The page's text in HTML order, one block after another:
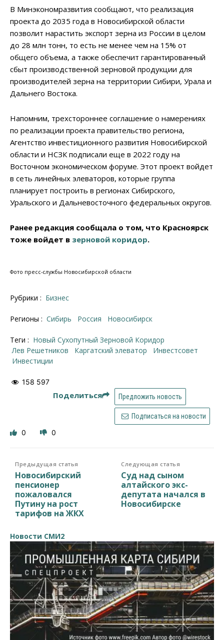
В Минэкономразвития сообщают, что реализация
проекта до 2035 года в Новосибирской области
позволит нарастить экспорт зерна из России в целом
до 28 млн тонн, то есть не менее чем на 15% от
общего объема, а также обеспечит гарантированный
сбыт производственной зерновой продукции для
производителей зерна на территории Сибири, Урала и
Дальнего Востока.
Напомним, трехстороннее соглашение о намерениях
по реализации проекта правительство региона,
Агентство инвестиционного развития Новосибирской
области и НСЗК подписали еще в 2022 году на
Восточном экономическом форуме. Этот проект войдет
в сеть линейных элеваторов, которые группа
планирует построить в регионах Сибирского,
Уральского и Дальневосточного федеральных округов.
Ранее редакция сообщала о том, что Красноярск
тоже войдет в зерновой коридор.
Фото пресс-службы Новосибирской области
Рубрики : Бизнес
Регионы : Сибирь Россия Новосибирск
Теги :
Новый Сухопутный Зерновой Коридор
Лев Решетников
Каргатский элеватор
инвестсовет
инвестиции
158 597
Поделиться Предложить новость
Подписаться на новости
0 0
Предыдущая статья
Новосибирский
пенсионер
пожаловался
Путину на рост
тарифов на ЖКХ
Следующая статья
Суд над сыном
алтайского экс-
депутата начался в
Новосибирске
Новости СМИ2